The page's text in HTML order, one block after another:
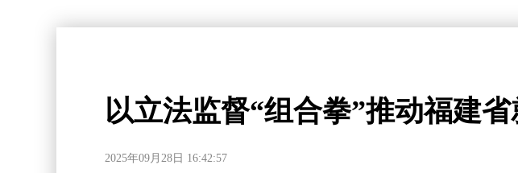
以立法监督“组合拳”推动福建
2025年09月28日 16:42:57